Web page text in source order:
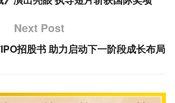
Next Post
招股书 助力启动下一阶段成长布局